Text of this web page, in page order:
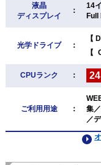
液晶
ディスプレイ
：
14
Full
光学ドライブ ：
【
【
CPUランク ： 24
ご利用用途 ：
集
／